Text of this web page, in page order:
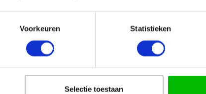
Voorkeuren Statistieken
Selectie toestaan